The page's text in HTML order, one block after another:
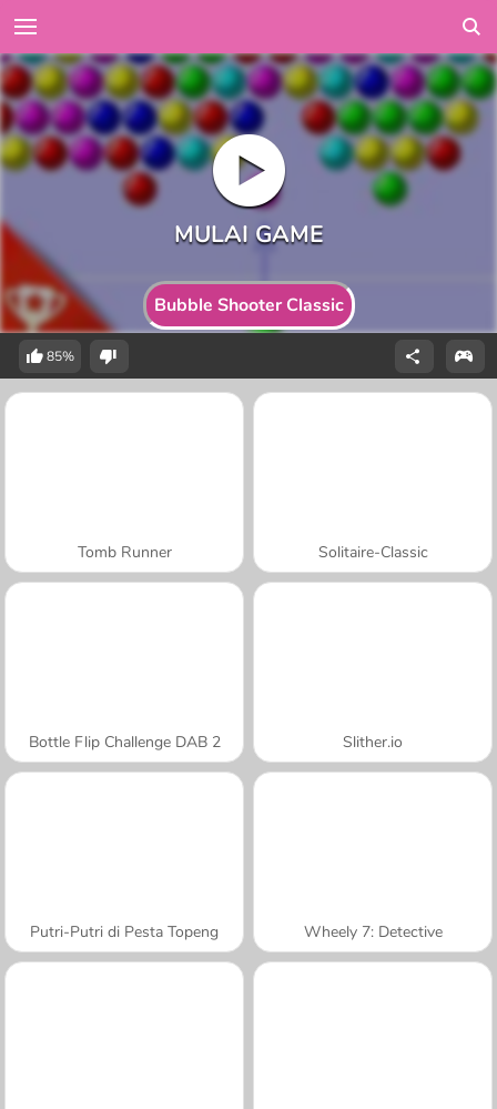
Bubble Shooter Classic
85%
Tomb Runner Solitaire-Classic
Bottle Flip Challenge DAB 2 Slither.io
Putri-Putri di Pesta Topeng Wheely 7: Detective